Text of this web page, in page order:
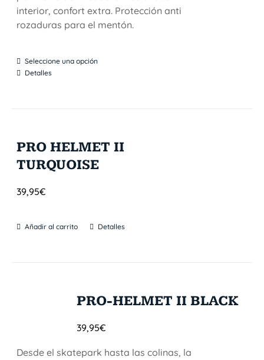
interior, confort extra. Protección anti
rozaduras para el mentón.
Seleccione una opción
Detalles
PRO HELMET II
TURQUOISE
39,95€
Añadir al carrito Detalles
PRO-HELMET II BLACK
39,95€
Desde el skatepark hasta las colinas, la